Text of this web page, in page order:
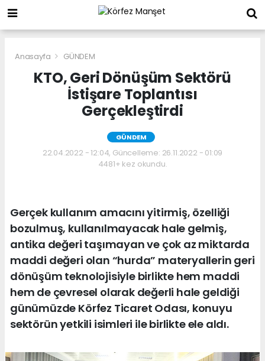
Anasayfa GÜNDEM
KTO, Geri Dönüşüm Sektörü
İstişare Toplantısı
Gerçekleştirdi
GÜNDEM
22.04.2022 - 12:04, Güncelleme: 26.11.2022 - 01:09
4481+ kez okundu.
Gerçek kullanım amacını yitirmiş, özelliği
bozulmuş, kullanılmayacak hale gelmiş,
antika değeri taşımayan ve çok az miktarda
maddi değeri olan “hurda” materyallerin geri
dönüşüm teknolojisiyle birlikte hem maddi
hem de çevresel olarak değerli hale geldiği
günümüzde Körfez Ticaret Odası, konuyu
sektörün yetkili isimleri ile birlikte ele aldı.